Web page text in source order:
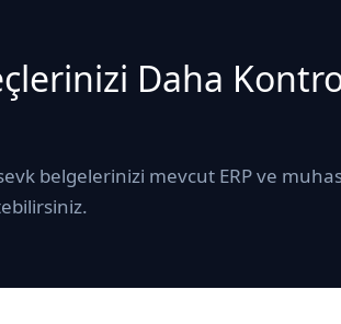
Daha
belgelerinizi mevcut ERP ve